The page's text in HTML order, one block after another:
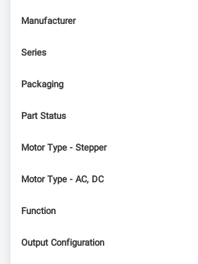
Manufacturer
Series
Packaging
Part Status
Motor Type - Stepper
Motor Type - AC, DC
Function
Output Configuration